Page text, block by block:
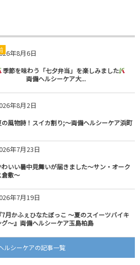
年8月6日
季節を味わう「七夕弁当」を楽しみました
両備ヘルシーケア大...
年8月2日
の風物詩！スイカ割り;～両備ヘルシーケア浜町
年7月23日
わいい暑中見舞いが届きました～サン・オーク
倉敷～
年7月19日
7月かふぇひなたぼっこ ～夏のスイーツバイキ
グ～』両備ヘルシーケア玉島柏島
ルシーケアの記事一覧